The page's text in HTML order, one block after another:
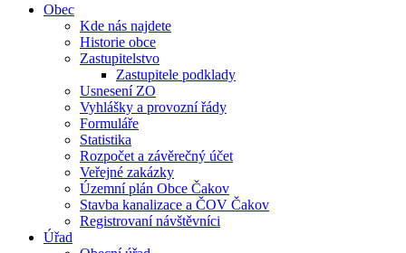
Obec
Kde nás najdete
Historie obce
Zastupitelstvo
Zastupitele podklady
Usnesení ZO
Vyhlášky a provozní řády
Formuláře
Statistika
Rozpočet a závěrečný účet
Veřejné zakázky
Územní plán Obce Čakov
Stavba kanalizace a ČOV Čakov
Registrovaní návštěvníci
Úřad